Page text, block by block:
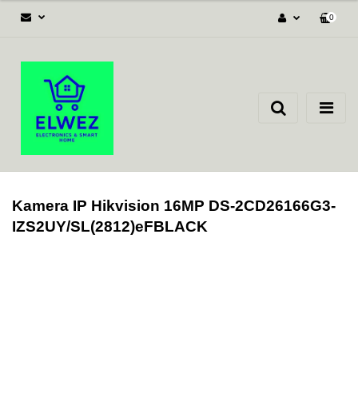
Zgody cookies
0
Kamera IP Hikvision 16MP DS-2CD26166G3-
IZS2UY/SL(2812)eFBLACK